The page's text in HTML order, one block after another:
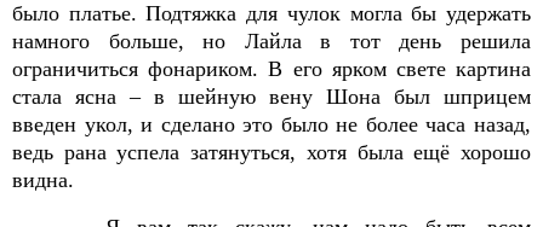
было платье. Подтяжка для чулок могла бы удержать
намного больше, но Лайла в тот день решила
ограничиться фонариком. В его ярком свете картина
стала ясна – в шейную вену Шона был шприцем
введен укол, и сделано это было не более часа назад,
ведь рана успела затянуться, хотя была ещё хорошо
видна.